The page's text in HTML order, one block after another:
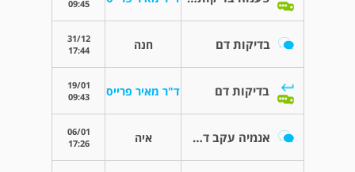
09:45
בדיקות דם חנה
31/12
17:44
בדיקות דם ד"ר מאיר פרייס
19/01
09:43
אנמיה עקב דלקת איה
06/01
17:26